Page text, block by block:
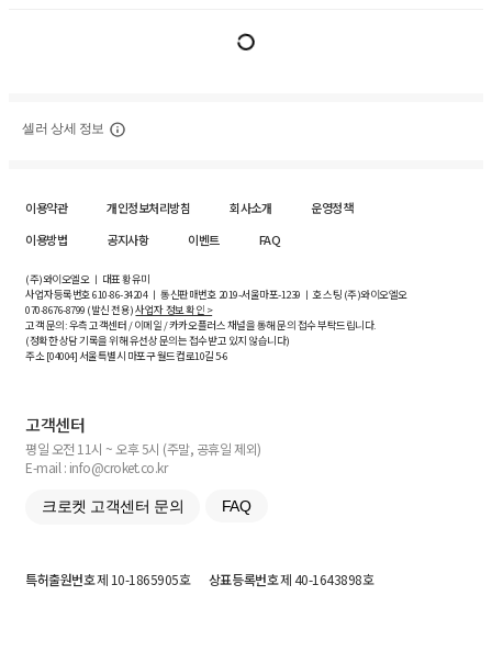
셀러 상세 정보
이용약관 개인정보처리방침 회사소개
운영정책
이용방법
공지사항 이벤트 FAQ
(주)와이오엘오 ㅣ 대표 황유미
사업자등록번호610-86-34204ㅣ 통신판매번호 2019-서울마포-1239 ㅣ 호스팅 (주)와이오엘오
070-8676-8799 (발신 전용)사업자 정보 확인 >
고객 문의: 우측 고객센터 / 이메일 / 카카오플러스 채널을 통해 문의 접수 부탁드립니다.
(정확한 상담 기록을 위해 유선상 문의는 접수받고 있지 않습니다)
주소 [04004] 서울특별시 마포구 월드컵로10길5-6
고객센터
평일 오전 11시 ~ 오후 5시 (주말, 공휴일 제외)
E-mail : info@croket.co.kr
크로켓 고객센터 문의 FAQ
특허출원번호제 10-1865905호 상표등록번호제 40-1643898호